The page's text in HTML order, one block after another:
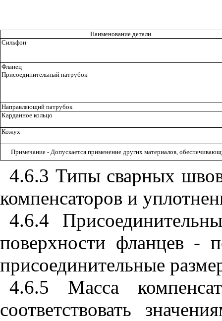
Наименование детали
Сильфон
Фланец
Присоединительный патрубок
Направляющий патрубок
Карданное кольцо
Кожух
Примечание - Допускается применение других материалов,
4.6.3 Типы сварных
компенсаторов и
4.6.4
поверхности фланцев
присоединительные
4.6.5 Масса
соответствовать